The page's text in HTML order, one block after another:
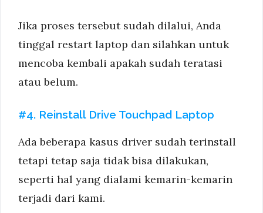
Jika proses tersebut sudah dilalui, Anda
tinggal restart laptop dan silahkan untuk
mencoba kembali apakah sudah teratasi
atau belum.
#4. Reinstall Drive Touchpad Laptop
Ada beberapa kasus driver sudah terinstall
tetapi tetap saja tidak bisa dilakukan,
seperti hal yang dialami kemarin-kemarin
terjadi dari kami.